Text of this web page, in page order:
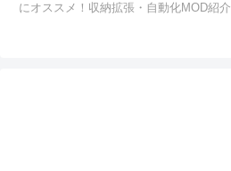
にオススメ！収納拡張・自動化MOD紹介